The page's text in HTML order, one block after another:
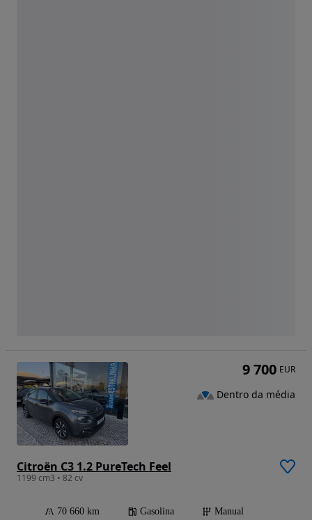
Citroën C3 1.2 PureTech Feel
1199 cm3 • 82 cv
70 660 km Gasolina
Manual
9 700 EUR
Dentro da média